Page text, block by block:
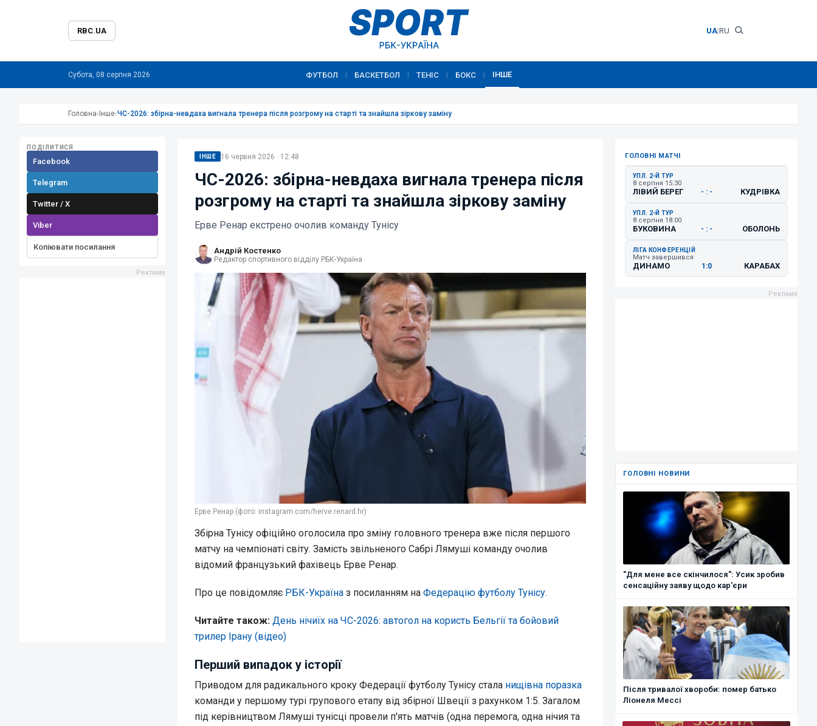
RBC.UA UA|RU
Субота, 08 серпня 2026 ФУТБОЛ БАСКЕТБОЛ ТЕНІС БОКС ІНШЕ
Головна› Інше›ЧС-2026: збірна-невдаха вигнала тренера після розгрому на старті та знайшла зіркову заміну
ПОДІЛИТИСЯ
Facebook
Telegram
Twitter / X
Viber
Копіювати посилання
ІНШЕ 16 червня 2026 · 12:48
ЧС-2026: збірна-невдаха вигнала тренера після
розгрому на старті та знайшла зіркову заміну
Ерве Ренар екстрено очолив команду Тунісу
Андрій Костенко
Редактор спортивного відділу РБК-Україна
Ерве Ренар (фото: instagram.com/herve.renard.hr)
Збірна Тунісу офіційно оголосила про зміну головного тренера вже після першого
матчу на чемпіонаті світу. Замість звільненого Сабрі Лямуші команду очолив
відомий французький фахівець Ерве Ренар.
Про це повідомляє РБК-Україна з посиланням на Федерацію футболу Тунісу.
Читайте також: День нічиїх на ЧС-2026: автогол на користь Бельгії та бойовий
трилер Ірану (відео)
Перший випадок у історії
Приводом для радикального кроку Федерації футболу Тунісу стала нищівна поразка
команди у першому турі групового етапу від збірної Швеції з рахунком 1:5. Загалом
під керівництвом Лямуші тунісці провели п'ять матчів (одна перемога, одна нічия та
ГОЛОВНІ МАТЧІ
УПЛ. 2-Й ТУР
8 серпня 15:30
ЛІВИЙ БЕРЕГ - : - КУДРІВКА
УПЛ. 2-Й ТУР
8 серпня 18:00
БУКОВИНА - : - ОБОЛОНЬ
ЛІГА КОНФЕРЕНЦІЙ
Матч завершився
ДИНАМО 1:0 КАРАБАХ
ГОЛОВНІ НОВИНИ
"Для мене все скінчилося": Усик зробив
сенсаційну заяву щодо кар'єри
Після тривалої хвороби: помер батько
Ліонеля Мессі